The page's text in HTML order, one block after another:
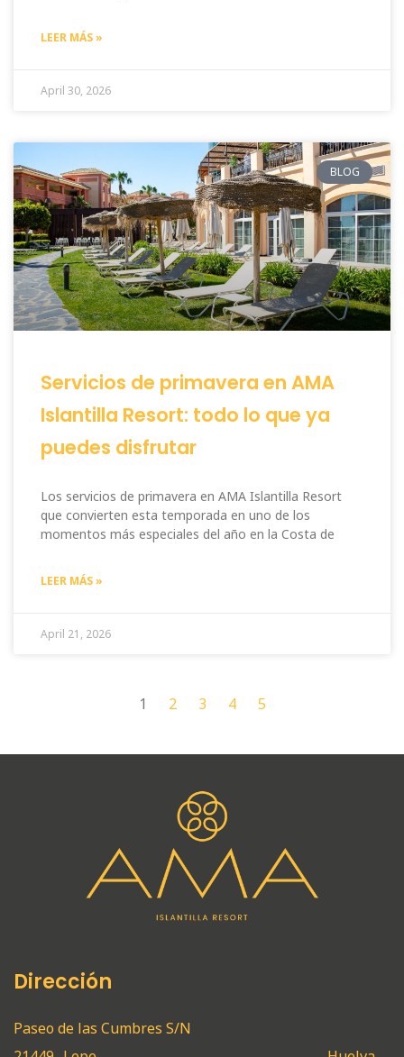
LEER MÁS »
April 30, 2026
BLOG
Servicios de primavera en AMA
Islantilla Resort: todo lo que ya
puedes disfrutar
Los servicios de primavera en AMA Islantilla Resort
que convierten esta temporada en uno de los
momentos más especiales del año en la Costa de
LEER MÁS »
April 21, 2026
1 2 3 4 5
Dirección
Paseo de las Cumbres S/N